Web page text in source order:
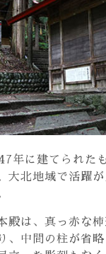
年に建てられたも
大北地域で活躍
殿は、真っ赤な柿
、中間の柱が省略